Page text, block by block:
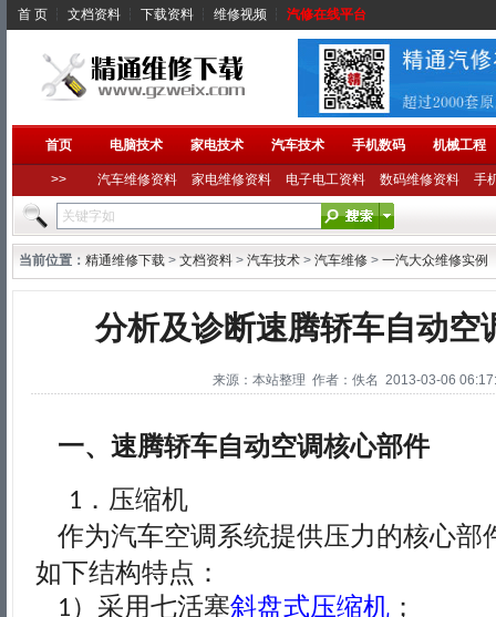
首 页 ┆ 文档资料 ┆ 下载资料 ┆ 维修视频 ┆ 汽修在线平台
首页 电脑技术 家电技术 汽车技术 手机数码 机械工程
>> 汽车维修资料 家电维修资料 电子电工资料 数码维修资料 手
当前位置： 精通维修下载 > 文档资料 > 汽车技术 > 汽车维修 > 一汽大众维修实例
分析及诊断速腾轿车自动空
来源：本站整理 作者：佚名 2013-03-06
一、速腾轿车自动空调核心部件
1 ．压缩机
作为汽车空调系统提供压力的核心部
如下结构特点：
1 ）采用七活塞斜盘式压缩机 ；